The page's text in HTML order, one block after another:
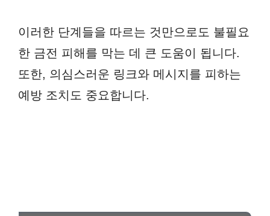
이러한 단계들을 따르는 것만으로도 불필요
한 금전 피해를 막는 데 큰 도움이 됩니다.
또한, 의심스러운 링크와 메시지를 피하는
예방 조치도 중요합니다.